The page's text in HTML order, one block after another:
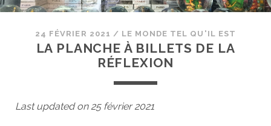
24 FÉVRIER 2021 / LE MONDE TEL QU'IL EST
LA PLANCHE À BILLETS DE LA
RÉFLEXION
Last updated on 25 février 2021